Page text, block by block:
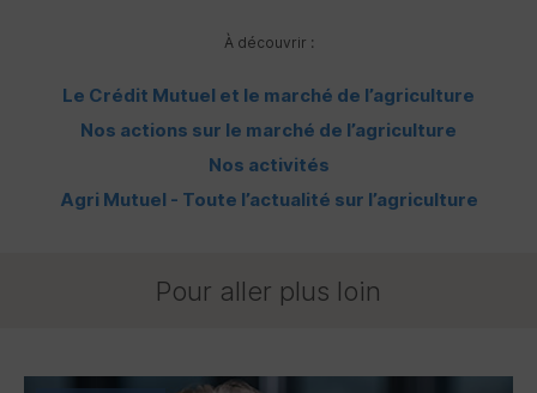
À découvrir :
Le Crédit Mutuel et le marché de l’agriculture
Nos actions sur le marché de l’agriculture
Nos activités
Agri Mutuel - Toute l’actualité sur l’agriculture
Pour aller plus loin